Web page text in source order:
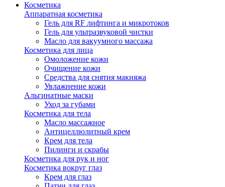
Косметика
Аппаратная косметика
Гель для RF лифтинга и микротоков
Гель для ультразвуковой чистки
Масло для вакуумного массажа
Косметика для лица
Омоложение кожи
Очищение кожи
Средства для снятия макияжа
Увлажнение кожи
Альгинатные маски
Уход за губами
Косметика для тела
Масло массажное
Антицеллюлитный крем
Крем для тела
Пилинги и скрабы
Косметика для рук и ног
Косметика вокруг глаз
Крем для глаз